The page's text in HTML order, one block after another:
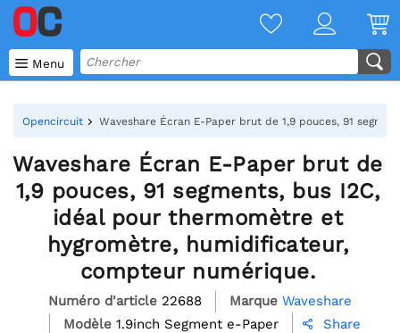
 Menu
Opencircuit Waveshare Écran E-Paper brut de 1,9 pouces, 91
Waveshare Écran E-Paper brut de
1,9 pouces, 91 segments, bus I2C,
idéal pour thermomètre et
hygromètre, humidificateur,
compteur numérique.
Numéro d'article 22688 Marque Waveshare
Modèle 1.9inch Segment e-Paper 
Share